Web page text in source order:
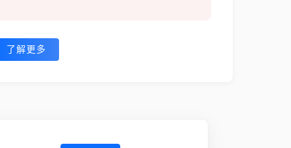
了解更多